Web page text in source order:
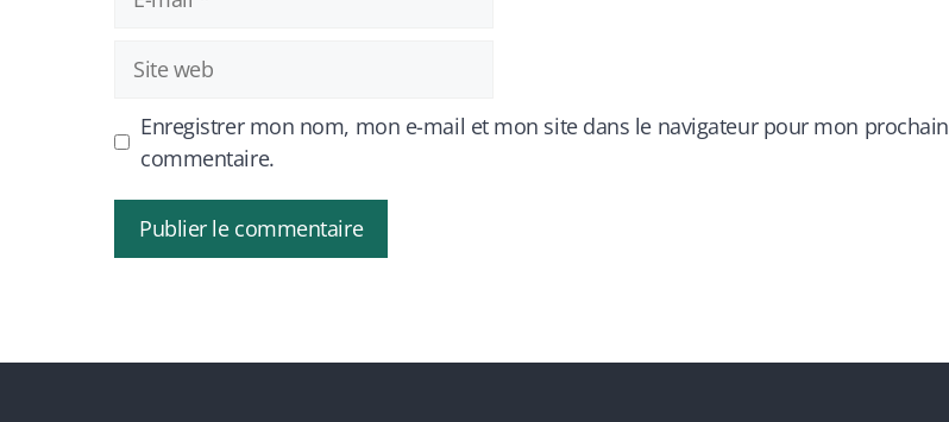
mail
Site
web
Enregistrer mon nom, mon e-mail et mon site dans le navigateur pour mon prochain
commentaire.